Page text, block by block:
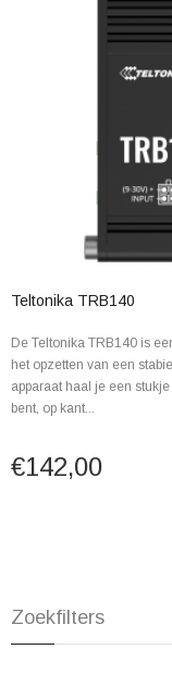
Teltonika TRB140
De Teltonika TRB140 is
het opzetten van een
apparaat haal je een
bent, op kant...
€142,00
Zoekfilters